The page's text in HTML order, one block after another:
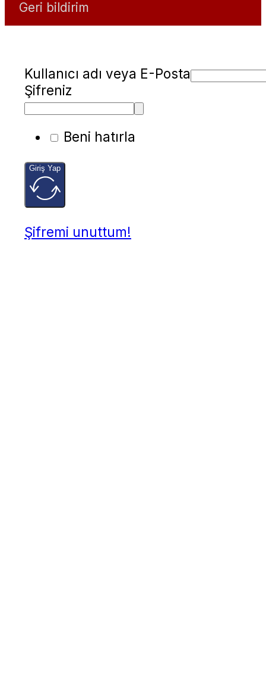
Geri bildirim
Kullanıcı adı veya E-Posta
Şifreniz
Beni hatırla
Giriş Yap
Şifremi unuttum!